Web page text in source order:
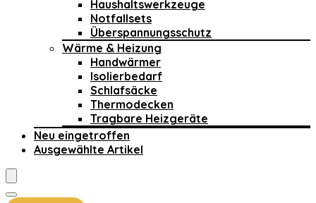
Haushaltswerkzeuge
Notfallsets
Überspannungsschutz
Wärme & Heizung
Handwärmer
Isolierbedarf
Schlafsäcke
Thermodecken
Tragbare Heizgeräte
Neu eingetroffen
Ausgewählte Artikel